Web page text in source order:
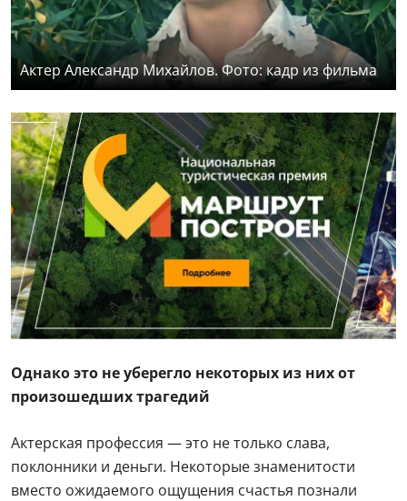
Актер Александр Михайлов. Фото: кадр из фильма
Однако это не уберегло некоторых из них от
произошедших трагедий
Актерская профессия — это не только слава,
поклонники и деньги. Некоторые знаменитости
вместо ожидаемого ощущения счастья познали